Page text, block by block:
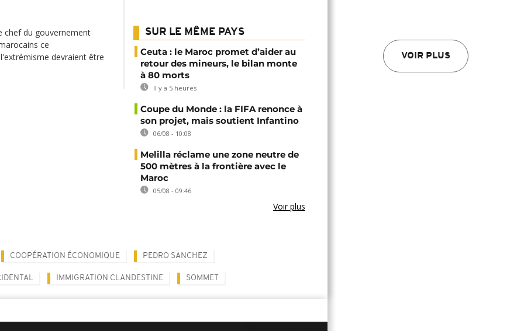
VOIR PLUS
chef du gouvernement
ce
devraient être
SUR LE MÊME PAYS
Ceuta : le Maroc promet d’aider au
retour des mineurs, le bilan monte
à 80 morts
Il y a 5 heures
Coupe du Monde : la FIFA renonce à
son projet, mais soutient Infantino
06/08 - 10:08
Melilla réclame une zone neutre de
500 mètres à la frontière avec le
Maroc
05/08 - 09:46
Voir plus
COOPÉRATION ÉCONOMIQUE PEDRO SANCHEZ
IMMIGRATION CLANDESTINE SOMMET